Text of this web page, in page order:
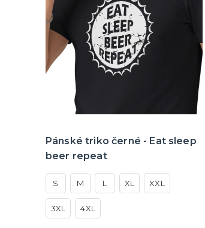
Pánské triko černé - Eat sleep
beer repeat
S M L XL XXL
3XL 4XL